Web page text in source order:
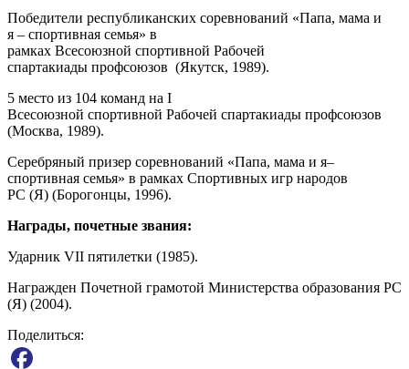
Победители республиканских соревнований «Папа, мама и
я – спортивная семья» в
рамках Всесоюзной спортивной Рабочей
спартакиады профсоюзов (Якутск, 1989).
5 место из 104 команд на I
Всесоюзной спортивной Рабочей спартакиады профсоюзов
(Москва, 1989).
Серебряный призер соревнований «Папа, мама и я–
спортивная семья» в рамках Спортивных игр народов
РС (Я) (Борогонцы, 1996).
Награды, почетные звания:
Ударник VII пятилетки (1985).
Награжден Почетной грамотой Министерства образования РС
(Я) (2004).
Поделиться: